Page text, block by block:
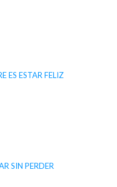
ES ESTAR FELIZ
SIN PERDER